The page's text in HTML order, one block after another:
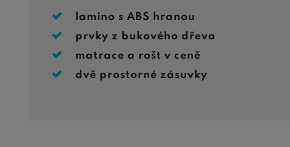
lamino s ABS hranou
prvky z bukového dřeva
matrace a rošt v ceně
dvě prostorné zásuvky